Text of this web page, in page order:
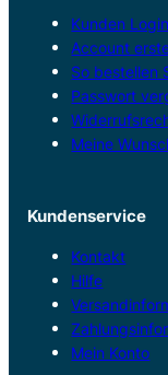
Kunden Login
Account
So bestellen
Passwort
Meine
Kundenservice
Kontakt
Hilfe
Mein Konto